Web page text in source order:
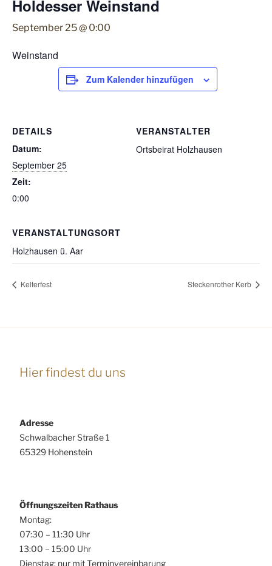
Holdesser Weinstand
September 25 @ 0:00
Weinstand
Zum Kalender hinzufügen
DETAILS
Datum:
September 25
Zeit:
0:00
VERANSTALTER
Ortsbeirat Holzhausen
VERANSTALTUNGSORT
Holzhausen ü. Aar
Kelterfest Steckenrother Kerb
Hier findest du uns
Adresse
Schwalbacher Straße 1
65329 Hohenstein
Öffnungszeiten Rathaus
Montag:
07:30 – 11:30 Uhr
13:00 – 15:00 Uhr
Dienstag: nur mit Terminvereinbarung